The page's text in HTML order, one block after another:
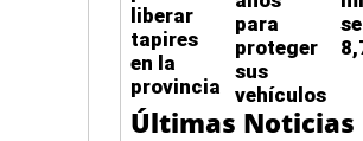
liberar
tapires
en la
provincia
para
proteger
sus
vehículos
Últimas Noticias